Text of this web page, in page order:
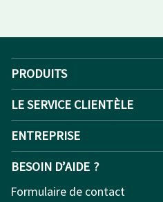
PRODUITS
LE SERVICE CLIENTÈLE
ENTREPRISE
BESOIN D’AIDE ?
Formulaire de contact